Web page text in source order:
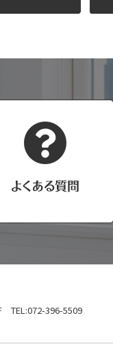
TEL:072-396-5509